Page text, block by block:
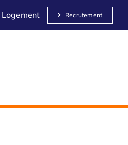
Logement Recrutement